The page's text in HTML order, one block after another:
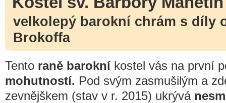
velkolepý barokní chrám s díly
Brokoffa
Tento raně barokníkostel vás na první
mohutností. Pod svým zasmušilým a
zevnějškem (stav v r. 2015) ukrývá